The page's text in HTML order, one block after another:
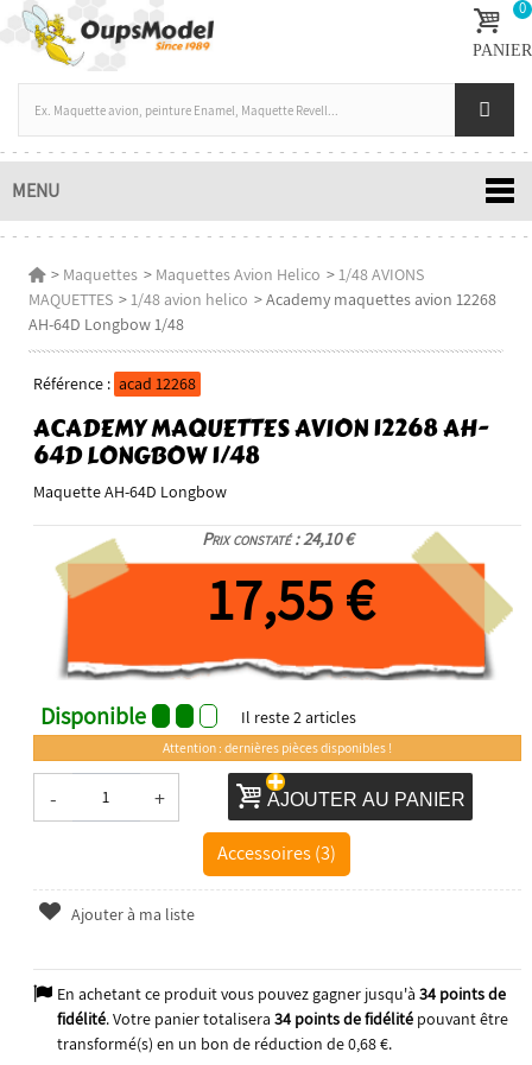
0
PANIER
MENU
> Maquettes > Maquettes Avion Helico >1/48 AVIONS
MAQUETTES >1/48 avion helico >Academy maquettes avion 12268
AH-64D Longbow 1/48
Référence : acad 12268
ACADEMY MAQUETTES AVION 12268 AH-
64D LONGBOW 1/48
Maquette AH-64D Longbow
Prix constaté : 24,10 €
17,55 €
Disponible Il reste2articles
Attention : dernières pièces disponibles !
- + AJOUTER AU PANIER
Accessoires (3)
Ajouter à ma liste
En achetant ce produit vous pouvez gagner jusqu'à 34points de
fidélité. Votre panier totalisera 34points de fidélitépouvant être
transformé(s) en un bon de réduction de0,68 €.